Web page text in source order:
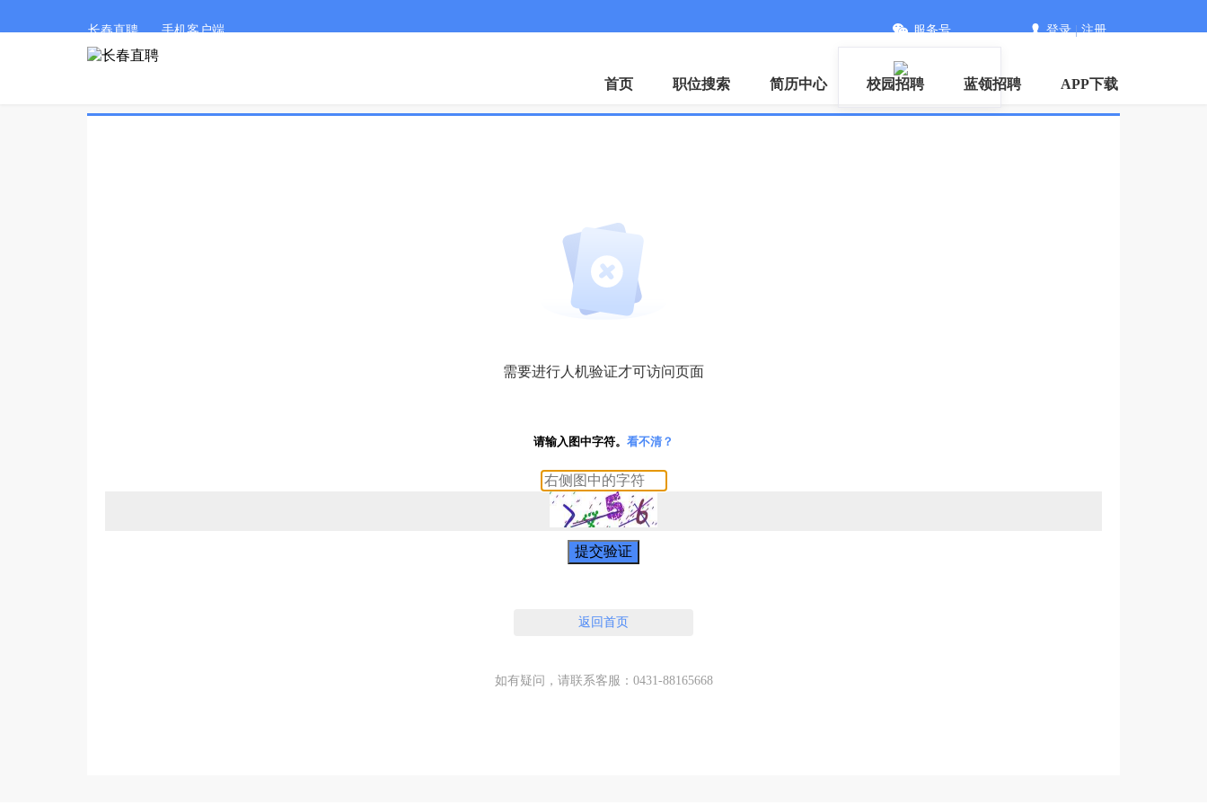
长春直聘 手机客户端 服务号 登录|注册
首页 职位搜索 简历中心 校园招聘 蓝领招聘 APP下载
需要进行人机验证才可访问页面
请输入图中字符。 看不清？
提交验证
返回首页
如有疑问，请联系客服：0431-88165668